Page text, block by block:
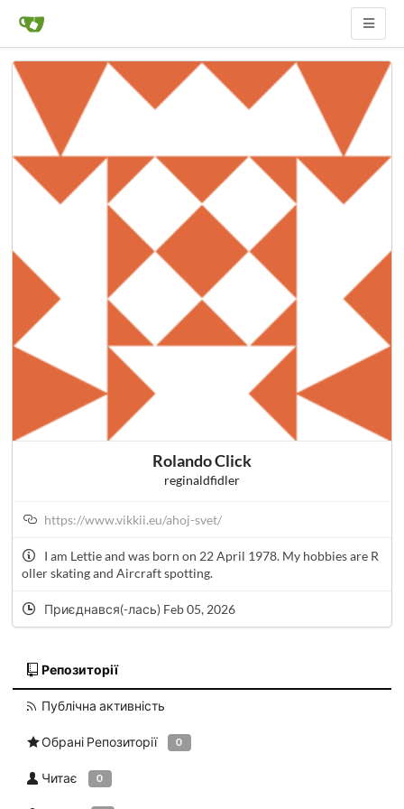
Rolando Click
reginaldfidler
https://www.vikkii.eu/ahoj-svet/
I am Lettie and was born on 22 April 1978. My hobbies are R
oller skating and Aircraft spotting.
Приєднався(-лась) Feb 05, 2026
Репозиторії
Публічна активність
Обрані Репозиторії 0
Читає 0